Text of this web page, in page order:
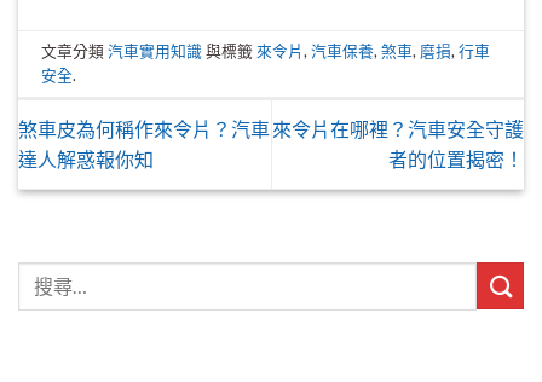
文章分類汽車實用知識與標籤 來令片,汽車保養,煞車, 磨損,行車
安全.
煞車皮為何稱作來令片？汽車
達人解惑報你知
來令片在哪裡？汽車安全守護
者的位置揭密！